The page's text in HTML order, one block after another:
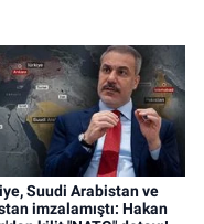
Suudi Arabistan ve
imzalamıştı: Hakan